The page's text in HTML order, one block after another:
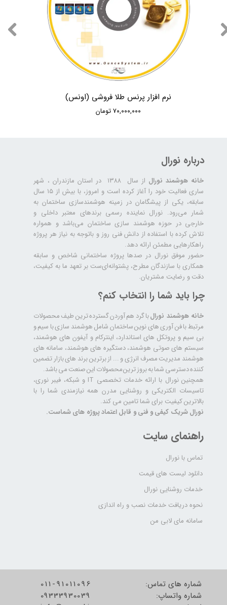
نرم افزار پرنس طلا فروشی (اونس)
۷۰,۰۰۰,۰۰۰ تومان
درباره نورال
خانه هوشمند نورال
از سال ۱۳۸۸ در استان مازندران ، شهر
ساری فعالیت خود را آغاز کرده است و امروز، با بیش از ۱۵ سال
سابقه، یکی از پیشگامان در زمینه هوشمندسازی ساختمان به
شمار می‌رود. نورال نماینده رسمی برندهای معتبر داخلی و
خارجی در حوزه هوشمند سازی ساختمان می‌باشد و همواره
تلاش کرده با استفاده از دانش فنی روز و باتوجه به نیاز هر پروژه
راهکارهایی مطمئن ارائه دهد.
حضور موفق نورال در صدها پروژه‌ ساختمانی شاخص و سابقه
همکاری با سازندگان مطرح، پشتوانه‌ای‌ست بر تعهد ما به کیفیت،
دقت و رضایت مشتریان.
راهنمای سایت
تماس با نورال
دانلود لیست های قیمت
خدمات روشنایی نورال
نحوه دریافت خدمات نصب و راه اندازی
سامانه مای لابی من
چرا باید شما را انتخاب کنم؟
خانه هوشمند نورالبا گرد هم آوردن گسترده ترین طیف محصولات
مرتبط با فن آوری های نوین ساختمان شامل هوشمند سازی با سیم و
بی سیم و پروتکل های استاندارد، اینترکام و آیفون های هوشمند،
سیستم های صوتی هوشمند، دستگیره های هوشمند، سامانه های
هوشمند مدیریت مصرف انرژی و ... از برترین برند های بازار تضمین
کننده دسترسی شما به بروز ترین محصولات این صنعت می باشد.
همچنین نورال با ارائه خدمات تخصصی IT و شبکه، فیبر نوری،
تاسیسات الکتریکی و روشنایی مدرن همه نیازمندی شما را با
بالاترین کیفیت برای شما تامین می کند.
نورال شریک کیفی و فنی و قابل اعتماد پروژه های شماست.
شماره های تماس:
شماره واتساپ:
011-91011096
09333930039